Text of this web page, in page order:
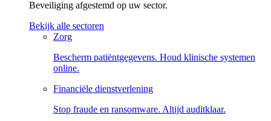
Beveiliging afgestemd op uw sector.
Bekijk alle sectoren
Zorg
Bescherm patiëntgegevens. Houd klinische systemen
online.
Financiële dienstverlening
Stop fraude en ransomware. Altijd auditklaar.